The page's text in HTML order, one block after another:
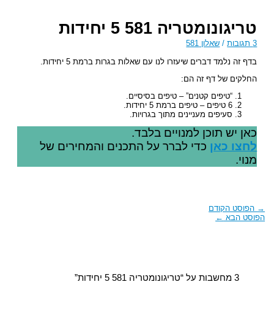
טריגונומטריה 581 5 יחידות
3 תגובות / שאלון 581
בדף זה נלמד דברים שיעזרו לנו עם שאלות בגרות ברמת 5 יחידות.
החלקים של דף זה הם:
“טיפים קטנים” – טיפים בסיסיים.
6 טיפים – טיפים ברמת 5 יחידות.
סעיפים מעניינים מתוך בגרויות.
כאן יש תוכן למנויים בלבד.
לחצו כאן כדי לברר על התכנים והמחירים של
מנוי.
→ הפוסט הקודם
הפוסט הבא ←
3 מחשבות על “טריגונומטריה 581 5 יחידות”